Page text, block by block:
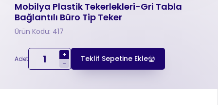
Mobilya Plastik Tekerlekleri-Gri Tabla
Bağlantılı Büro Tip Teker
Ürün Kodu: 417
Adet
+
-
Teklif Sepetine Ekle